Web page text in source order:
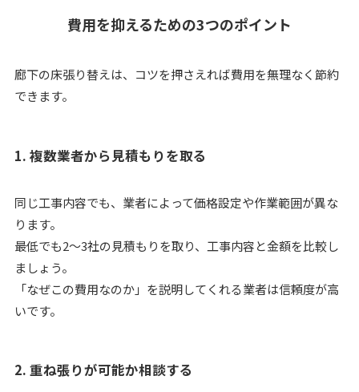
費用を抑えるための3つのポイント
廊下の床張り替えは、コツを押さえれば費用を無理なく節約
できます。
1. 複数業者から見積もりを取る
同じ工事内容でも、業者によって価格設定や作業範囲が異な
ります。
最低でも2～3社の見積もりを取り、工事内容と金額を比較し
ましょう。
「なぜこの費用なのか」を説明してくれる業者は信頼度が高
いです。
2. 重ね張りが可能か相談する